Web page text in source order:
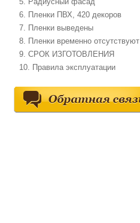
6. Пленки ПВХ, 420 декоров
7. Пленки выведены
8. Пленки временно отсутствуют
9. СРОК ИЗГОТОВЛЕНИЯ
10. Правила эксплуатации